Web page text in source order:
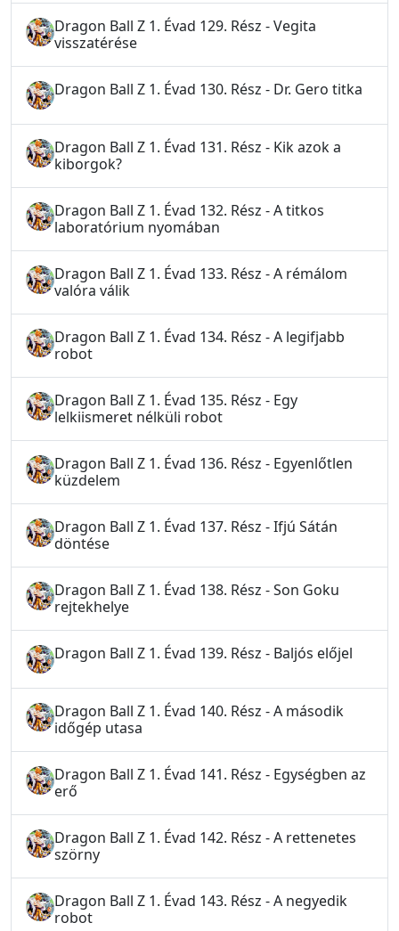
Dragon Ball Z 1. Évad 129. Rész - Vegita
visszatérése
Dragon Ball Z 1. Évad 130. Rész - Dr. Gero titka
Dragon Ball Z 1. Évad 131. Rész - Kik azok a
kiborgok?
Dragon Ball Z 1. Évad 132. Rész - A titkos
laboratórium nyomában
Dragon Ball Z 1. Évad 133. Rész - A rémálom
valóra válik
Dragon Ball Z 1. Évad 134. Rész - A legifjabb
robot
Dragon Ball Z 1. Évad 135. Rész - Egy
lelkiismeret nélküli robot
Dragon Ball Z 1. Évad 136. Rész - Egyenlőtlen
küzdelem
Dragon Ball Z 1. Évad 137. Rész - Ifjú Sátán
döntése
Dragon Ball Z 1. Évad 138. Rész - Son Goku
rejtekhelye
Dragon Ball Z 1. Évad 139. Rész - Baljós előjel
Dragon Ball Z 1. Évad 140. Rész - A második
időgép utasa
Dragon Ball Z 1. Évad 141. Rész - Egységben az
erő
Dragon Ball Z 1. Évad 142. Rész - A rettenetes
szörny
Dragon Ball Z 1. Évad 143. Rész - A negyedik
robot